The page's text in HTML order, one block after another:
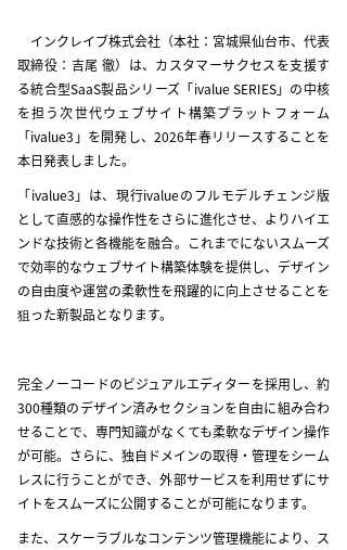
インクレイブ株式会社（本社：宮城県仙台市、代表
取締役：吉尾 徹）は、カスタマーサクセスを支援す
る統合型SaaS製品シリーズ「ivalue SERIES」の中核
を担う次世代ウェブサイト構築プラットフォーム
「ivalue3」を開発し、2026年春リリースすることを
本日発表しました。
「ivalue3」は、現行ivalueのフルモデルチェンジ版
として直感的な操作性をさらに進化させ、よりハイエ
ンドな技術と各機能を融合。これまでにないスムーズ
で効率的なウェブサイト構築体験を提供し、デザイン
の自由度や運営の柔軟性を飛躍的に向上させることを
狙った新製品となります。
完全ノーコードのビジュアルエディターを採用し、約
300種類のデザイン済みセクションを自由に組み合わ
せることで、専門知識がなくても柔軟なデザイン操作
が可能。さらに、独自ドメインの取得・管理をシーム
レスに行うことができ、外部サービスを利用せずにサ
イトをスムーズに公開することが可能になります。
また、スケーラブルなコンテンツ管理機能により、ス